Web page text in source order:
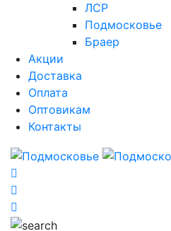
ЛСР
Подмосковье
Браер
Акции
Доставка
Оплата
Оптовикам
Контакты